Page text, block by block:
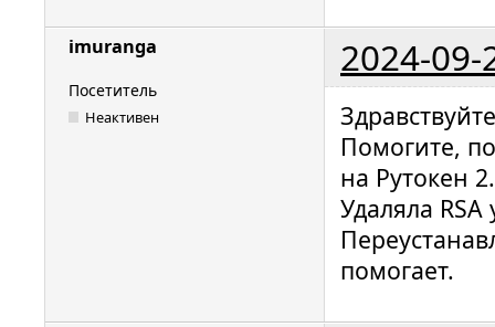
imuranga 2024-09-
Посетитель
Неактивен
Помогите,
на Рутокен
Удаляла
помогает.